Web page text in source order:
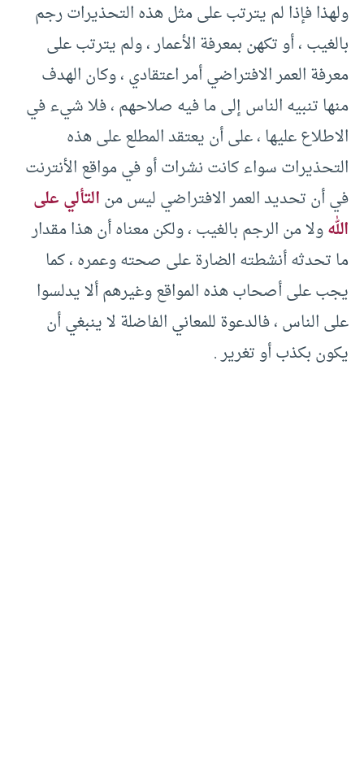
ولهذا فإذا لم يترتب على مثل هذه التحذيرات رجم
بالغيب ، أو تكهن بمعرفة الأعمار ، ولم يترتب على
معرفة العمر الافتراضي أمر اعتقادي ، وكان الهدف
منها تنبيه الناس إلى ما فيه صلاحهم ، فلا شيء في
الاطلاع عليها ، على أن يعتقد المطلع على هذه
التحذيرات سواء كانت نشرات أو في مواقع الأنترنت
في أن تحديد العمر الافتراضي ليس منالتألي على
اللهولا من الرجم بالغيب ، ولكن معناه أن هذا مقدار
ما تحدثه أنشطته الضارة على صحته وعمره ، كما
يجب على أصحاب هذه المواقع وغيرهم ألا يدلسوا
على الناس ، فالدعوة للمعاني الفاضلة لا ينبغي أن
يكون بكذب أو تغرير .